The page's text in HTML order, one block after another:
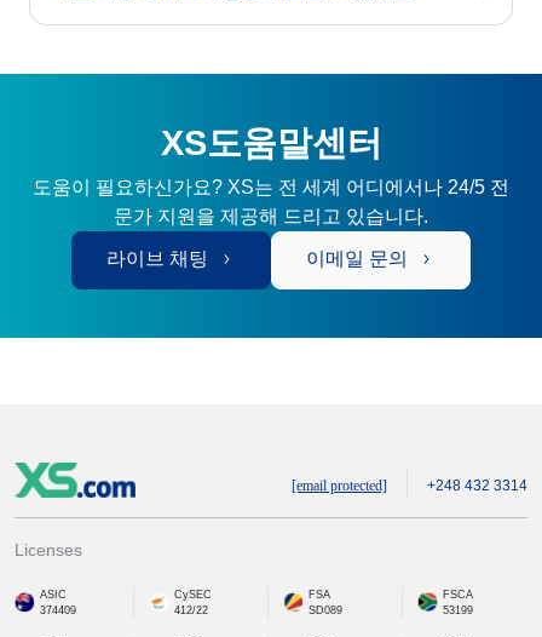
XS도움말센터
도움이 필요하신가요? XS는 전 세계 어디에서나 24/5 전
문가 지원을 제공해 드리고 있습니다.
라이브 채팅 이메일 문의
[email protected] +248 432 3314
Licenses
ASIC
374409
CySEC
412/22
FSA
SD089
FSCA
53199